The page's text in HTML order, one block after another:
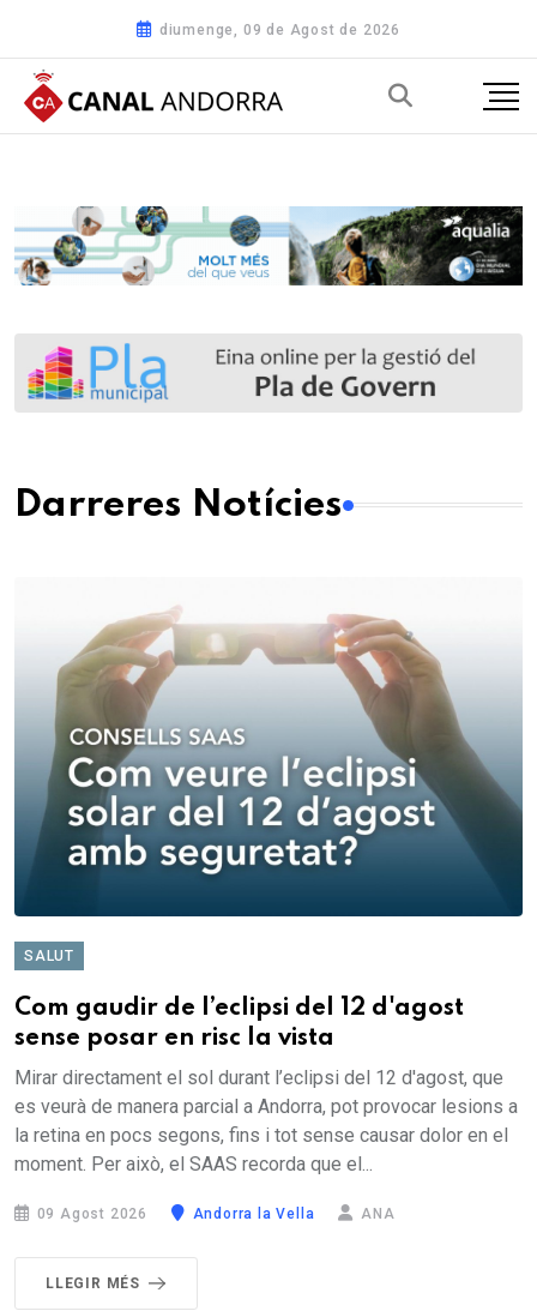
diumenge, 09 de Agost de 2026
Darreres Notícies
SALUT
Com gaudir de l’eclipsi del 12 d'agost
sense posar en risc la vista
Mirar directament el sol durant l’eclipsi del 12 d'agost, que
es veurà de manera parcial a Andorra, pot provocar lesions a
la retina en pocs segons, fins i tot sense causar dolor en el
moment. Per això, el SAAS recorda que el...
09 Agost 2026 Andorra la Vella ANA
LLEGIR MÉS